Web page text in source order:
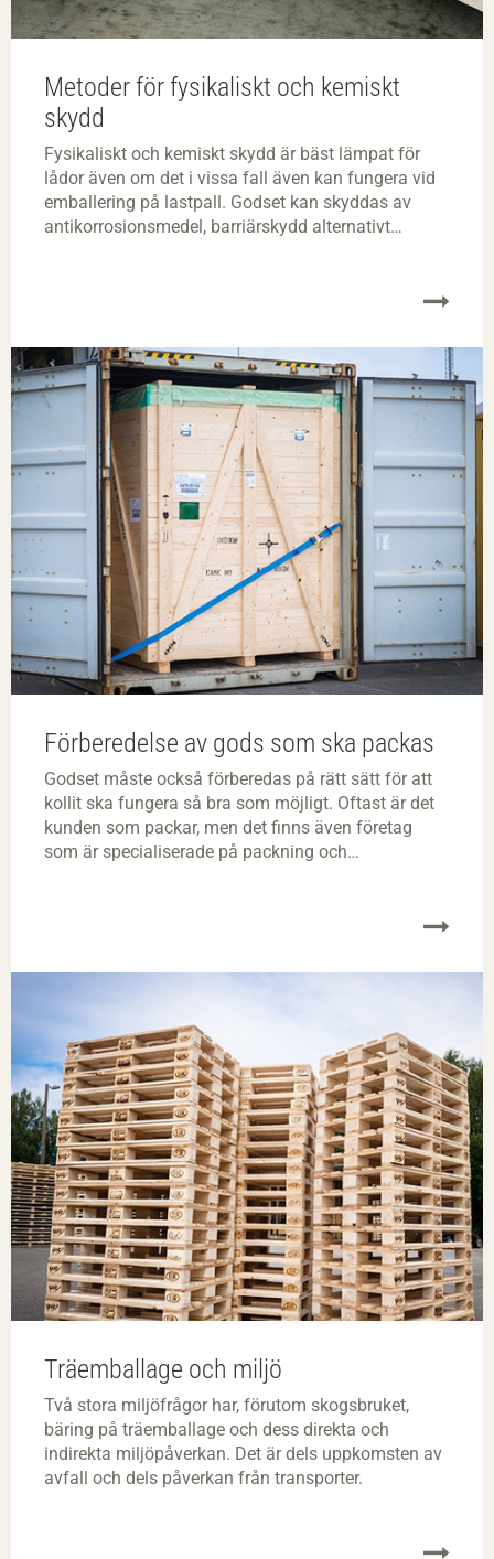
Metoder för fysikaliskt och kemiskt
skydd
Fysikaliskt och kemiskt skydd är bäst lämpat för
lådor även om det i vissa fall även kan fungera vid
emballering på lastpall. Godset kan skyddas av
antikorrosionsmedel, barriärskydd alternativt
Förberedelse av gods som ska packas
Godset måste också förberedas på rätt sätt för att
kollit ska fungera så bra som möjligt. Oftast är det
kunden som packar, men det finns även företag
som är specialiserade på packning och
Träemballage och miljö
Två stora miljöfrågor har, förutom skogsbruket,
bäring på träemballage och dess direkta och
indirekta miljöpåverkan. Det är dels uppkomsten av
avfall och dels påverkan från transporter.